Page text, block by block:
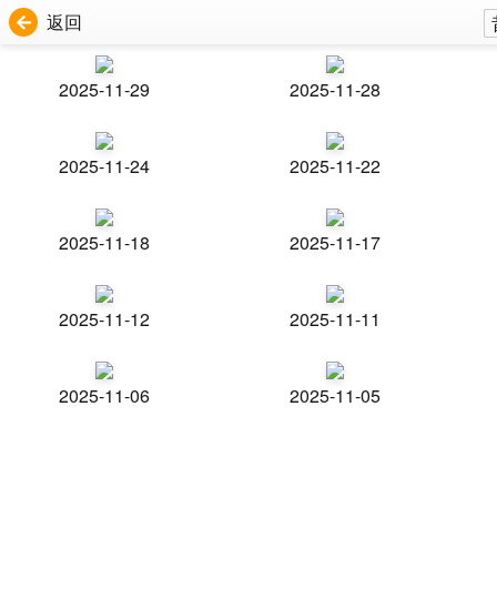
返回
2025-11-29 2025-11-28
2025-11-24 2025-11-22
2025-11-18 2025-11-17
2025-11-12 2025-11-11
2025-11-06 2025-11-05